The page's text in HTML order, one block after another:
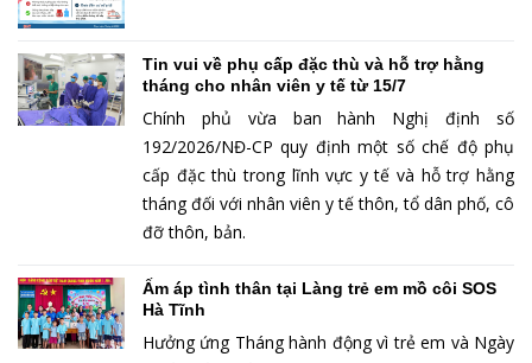
Tin vui về phụ cấp đặc thù và hỗ trợ hằng
tháng cho nhân viên y tế từ 15/7
Chính phủ vừa ban hành Nghị định số
192/2026/NĐ-CP quy định một số chế độ phụ
cấp đặc thù trong lĩnh vực y tế và hỗ trợ hằng
tháng đối với nhân viên y tế thôn, tổ dân phố, cô
đỡ thôn, bản.
Ấm áp tình thân tại Làng trẻ em mồ côi SOS
Hà Tĩnh
Hưởng ứng Tháng hành động vì trẻ em và Ngày